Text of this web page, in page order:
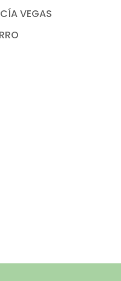
VEGAS